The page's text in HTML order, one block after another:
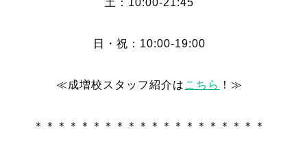
土：10:00-21:45
日・祝：10:00-19:00
≪成増校スタッフ紹介は こちら ！≫
＊＊＊＊＊＊＊＊＊＊＊＊＊＊＊＊＊＊＊＊